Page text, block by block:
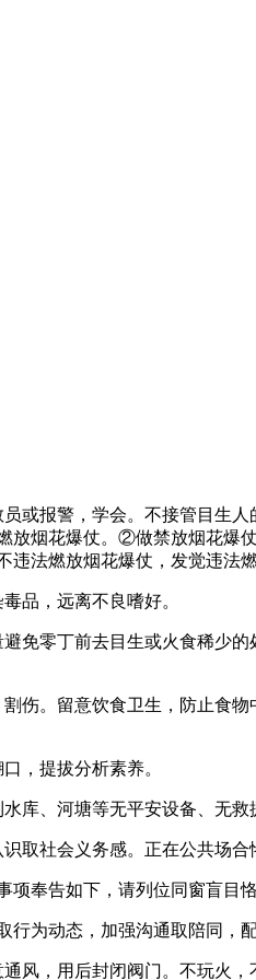
报警，学会。不接管目生人
烟花爆仗。②做禁放烟花爆
法燃放烟花爆仗，发觉违法
品，远离不良嗜好。
零丁前去目生或火食稀少的
。留意饮食卫生，防止食物
，提拔分析素养。
、河塘等无平安设备、无救
社会义务感。正在公共场合
告如下，请列位同窗盲目
为动态，加强沟通取陪同，配
，用后封闭阀门。不玩火，